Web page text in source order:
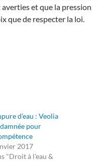
et que la pression
que de respecter la loi.
d’eau : Veolia
pour
2017
"Droit à l'eau &